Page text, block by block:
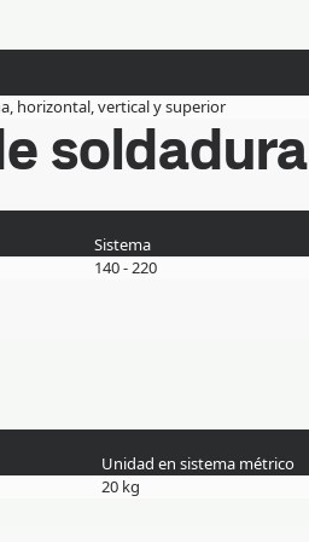
horizontal, vertical y superior
soldadura
Sistema
140 - 220
Unidad en sistema métrico
20 kg